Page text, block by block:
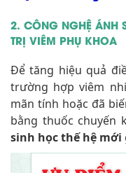
2. CÔNG NGHỆ ÁNH
TRỊ VIÊM PHỤ KHOA
Để tăng hiệu quả
trường hợp viêm
mãn tính hoặc đã
bằng thuốc chuyến
sinh học thế hệ mới